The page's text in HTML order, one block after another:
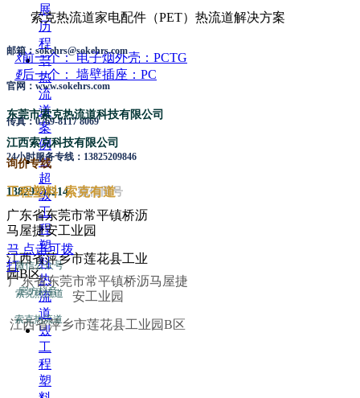
展
历
程
끆
热
流
道
案
例
넸
超
级
工
程
塑
料
热
流
道
넸
工
程
塑
索克热流道家电配件（PET）热流道解决方案
ꅃ前一个： 电子烟外壳：PCTG
ꅀ后一个： 墙壁插座：PC
邮箱：sokehrs@sokehrs.com
官网：www.sokehrs.com
传真：0769-8117 8069
24小时服务专线：13825209846
广东省东莞市常平镇桥沥
马屋捷安工业园
江西省萍乡市莲花县工业
园B区
东莞市索克热流道科技有限公司
江西索克科技有限公司
询价专线
13829238214 微信同号
工程塑料 索克有道
끅 点击可拨
打
广东省东莞市常平镇桥沥马屋捷
安工业园
江西省萍乡市莲花县工业园B区
微信公众号
索克热流道
官方抖音
索克热流道